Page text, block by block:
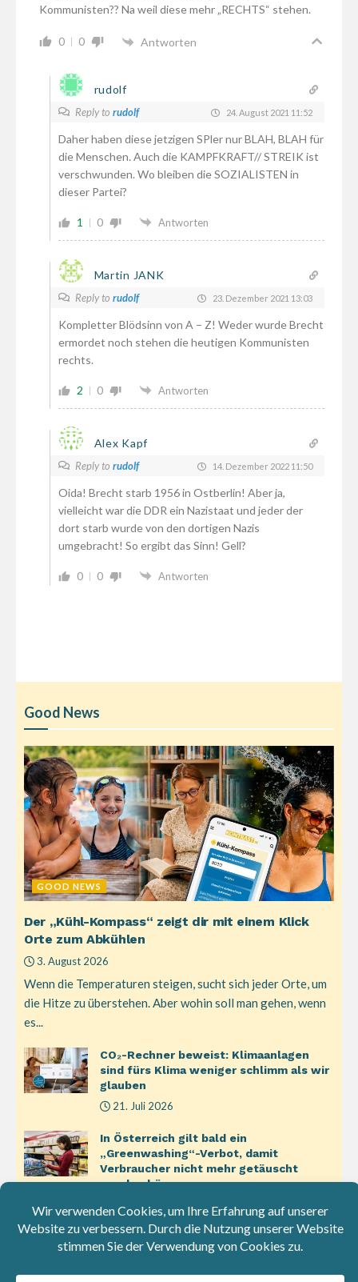
Kommunisten?? Na weil diese mehr „RECHTS“ stehen.
0 0 Antworten
rudolf
Reply to rudolf 24. August 2021 11:52
Daher haben diese jetzigen SPler nur BLAH, BLAH für
die Menschen. Auch die KAMPFKRAFT// STREIK ist
verschwunden. Wo bleiben die SOZIALISTEN in
dieser Partei?
1 0 Antworten
Martin JANK
Reply to rudolf 23. Dezember 2021 13:03
Kompletter Blödsinn von A – Z! Weder wurde Brecht
ermordet noch stehen die heutigen Kommunisten
rechts.
2 0 Antworten
Alex Kapf
Reply to rudolf 14. Dezember 2022 11:50
Oida! Brecht starb 1956 in Ostberlin! Aber ja,
vielleicht war die DDR ein Nazistaat und jeder der
dort starb wurde von den dortigen Nazis
umgebracht! So ergibt das Sinn! Gell?
0 0 Antworten
Good News
GOOD NEWS
Der „Kühl-Kompass“ zeigt dir mit einem Klick
Orte zum Abkühlen
3. August 2026
Wenn die Temperaturen steigen, sucht sich jeder Orte, um
die Hitze zu überstehen. Aber wohin soll man gehen, wenn
es...
CO₂-Rechner beweist: Klimaanlagen
sind fürs Klima weniger schlimm als wir
glauben
21. Juli 2026
In Österreich gilt bald ein
„Greenwashing“-Verbot, damit
Verbraucher nicht mehr getäuscht
werden können
8. Juli 2026
Chile kennzeichnete ungesunde
Lebensmittel – und Produkte wurden